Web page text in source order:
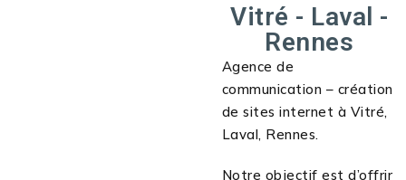
Vitré - Laval -
Rennes
Agence de
communication – création
de sites internet à Vitré,
Laval, Rennes.
Notre objectif est d’offrir